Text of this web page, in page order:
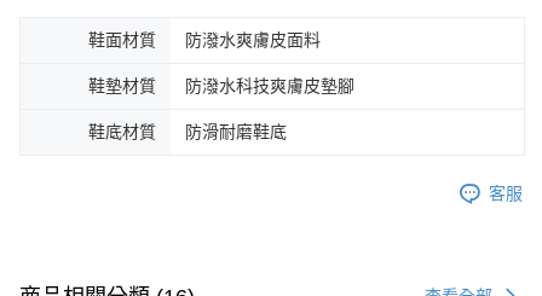
鞋面材質 防潑水爽膚皮面料
鞋墊材質 防潑水科技爽膚皮墊腳
鞋底材質 防滑耐磨鞋底
客服